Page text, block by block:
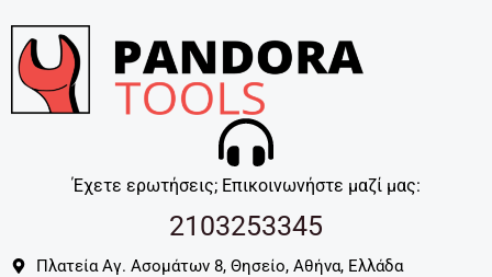
Έχετε ερωτήσεις; Επικοινωνήστε μαζί μας:
2103253345
Πλατεία Αγ. Ασομάτων 8, Θησείο, Αθήνα, Ελλάδα